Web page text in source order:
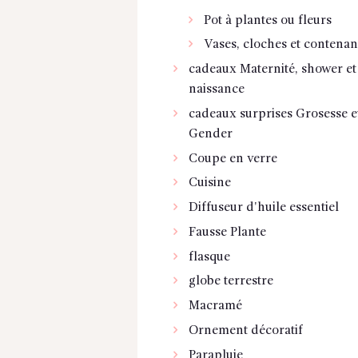
Pot à plantes ou fleurs
Vases, cloches et
cadeaux Maternité, shower et
naissance
cadeaux surprises Grosesse
Gender
Coupe en verre
Cuisine
Diffuseur d'huile essentiel
Fausse Plante
flasque
globe terrestre
Macramé
Ornement décoratif
Parapluie